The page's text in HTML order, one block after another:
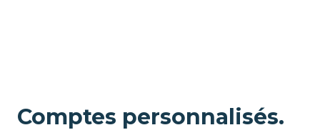
Comptes personnalisés.